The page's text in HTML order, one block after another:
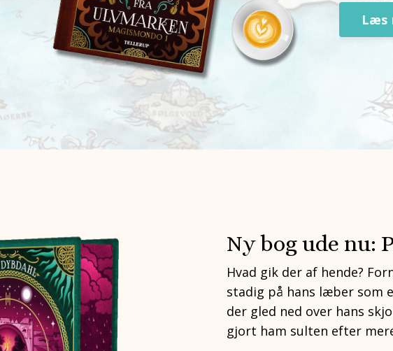
Læs
Ny bog ude nu:
Hvad gik der af hende?
stadig på hans læber som
der gled ned over hans
gjort ham sulten efter